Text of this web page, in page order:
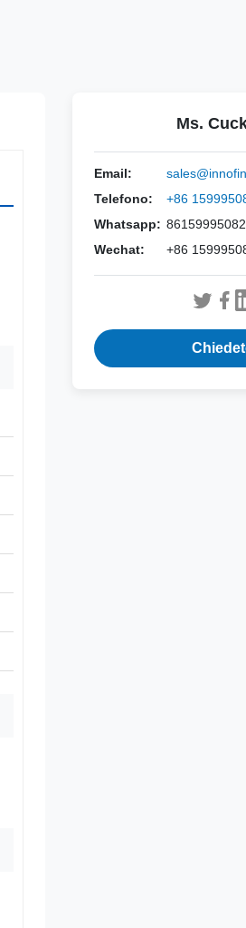
Ms.
Email:
Telefono:
+86
Whatsapp:
Wechat:
+86